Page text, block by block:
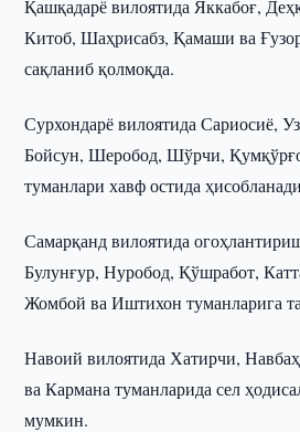
Қашқадарё вилоятида Яккабоғ,
Китоб, Шаҳрисабз, Қамаши ва
сақланиб қолмоқда.
Сурхондарё вилоятида Сариосиё,
Бойсун, Шеробод, Шўрчи,
туманлари хавф остида
Самарқанд вилоятида
Булунғур, Нуробод, Қўшработ,
Жомбой ва Иштихон туманларига
Навоий вилоятида Хатирчи,
ва Кармана туманларида сел
мумкин.